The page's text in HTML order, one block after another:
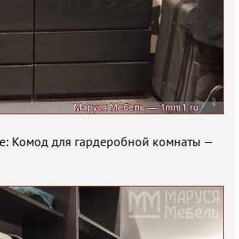
Комод для гардеробной комнаты —